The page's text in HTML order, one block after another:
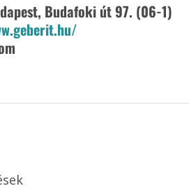
Budafoki út 97. (06-1)